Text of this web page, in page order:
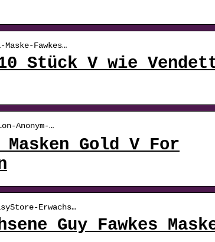
Fawkes…
10 Stück V wie
Anonym-…
Gold V For
Erwachs…
Guy Fawkes